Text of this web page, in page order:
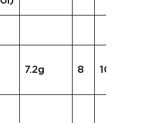
7.2g 8 10.8g